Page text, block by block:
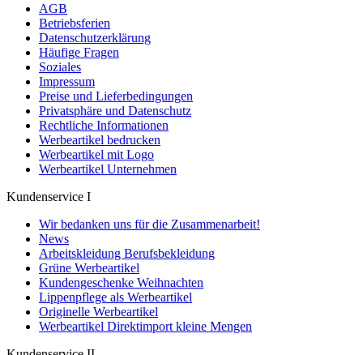
AGB
Betriebsferien
Datenschutzerklärung
Häufige Fragen
Soziales
Impressum
Preise und Lieferbedingungen
Privatsphäre und Datenschutz
Rechtliche Informationen
Werbeartikel bedrucken
Werbeartikel mit Logo
Werbeartikel Unternehmen
Kundenservice I
Wir bedanken uns für die Zusammenarbeit!
News
Arbeitskleidung Berufsbekleidung
Grüne Werbeartikel
Kundengeschenke Weihnachten
Lippenpflege als Werbeartikel
Originelle Werbeartikel
Werbeartikel Direktimport kleine Mengen